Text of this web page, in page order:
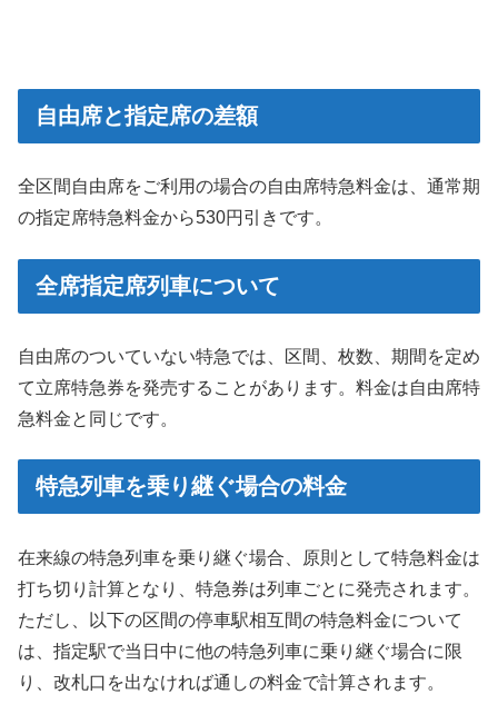
自由席と指定席の差額
全区間自由席をご利用の場合の自由席特急料金は、通常期
の指定席特急料金から530円引きです。
全席指定席列車について
自由席のついていない特急では、区間、枚数、期間を定め
て立席特急券を発売することがあります。料金は自由席特
急料金と同じです。
特急列車を乗り継ぐ場合の料金
在来線の特急列車を乗り継ぐ場合、原則として特急料金は
打ち切り計算となり、特急券は列車ごとに発売されます。
ただし、以下の区間の停車駅相互間の特急料金について
は、指定駅で当日中に他の特急列車に乗り継ぐ場合に限
り、改札口を出なければ通しの料金で計算されます。